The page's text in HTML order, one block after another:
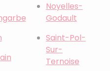
Noyelles-
Godault
Saint-Pol-
Sur-
Ternoise